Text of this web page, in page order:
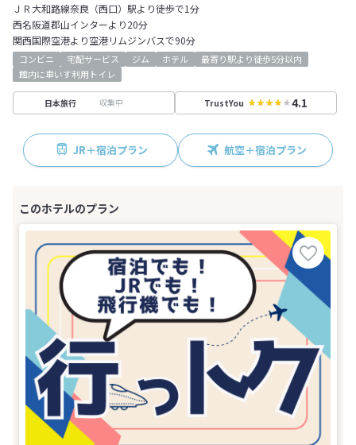
ＪＲ大和路線奈良（西口）駅より徒歩で1分
西名阪道郡山インターより20分
関西国際空港より空港リムジンバスで90分
コンビニ 宅配サービス ジム ホテル
最寄り駅より徒歩5分以内
館内に車いす利用トイレ
日本旅行 収集中 TrustYou 4.1
JR＋宿泊プラン 航空＋宿泊プラン